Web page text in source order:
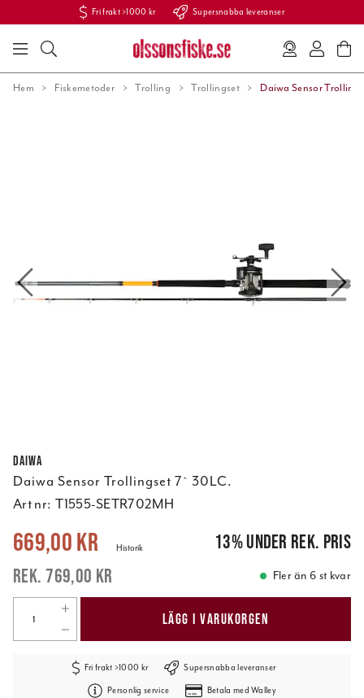
Fri frakt >1000 kr Supersnabba leveranser
Hem Fiskemetoder Trolling Trollingset Daiwa Sensor
Daiwa
Daiwa Sensor Trollingset 7` 30LC.
Art nr: T1555-SETR702MH
Nuvarande pris:669,00 kr 769,00 kr
669,00 kr
769,00 kr
Historik 13%under rek. pris
Fler än 6 st kvar
LÄGG I VARUKORGEN
Fri frakt >1000 kr Supersnabba leveranser
Personlig service Betala med Walley